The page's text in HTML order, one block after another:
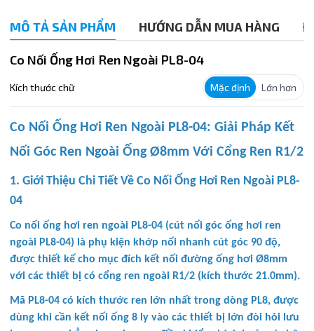
MÔ TẢ SẢN PHẨM HƯỚNG DẪN MUA HÀNG
Co Nối Ống Hơi Ren Ngoài PL8-04
Kích thước chữ Mặc định Lớn hơn
Co Nối Ống Hơi Ren Ngoài PL8-04: Giải Pháp Kết
Nối Góc Ren Ngoài Ống Ø8mm Với Cổng Ren R1/2
1. Giới Thiệu Chi Tiết Về Co Nối Ống Hơi Ren Ngoài PL8-
04
Co nối ống hơi ren ngoài PL8-04 (cút nối góc ống hơi ren
ngoài PL8-04) là phụ kiện khớp nối nhanh cút góc 90 độ,
được thiết kế cho mục đích kết nối đường ống hơi Ø8mm
với các thiết bị có cổng ren ngoài R1/2 (kích thước 21.0mm).
Mã PL8-04 có kích thước ren lớn nhất trong dòng PL8, được
dùng khi cần kết nối ống 8 ly vào các thiết bị lớn đòi hỏi lưu